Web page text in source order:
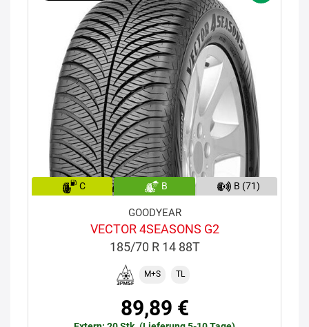
C B B (71)
GOODYEAR
VECTOR 4SEASONS G2
185/70 R 14 88T
M+S TL
89,89 €